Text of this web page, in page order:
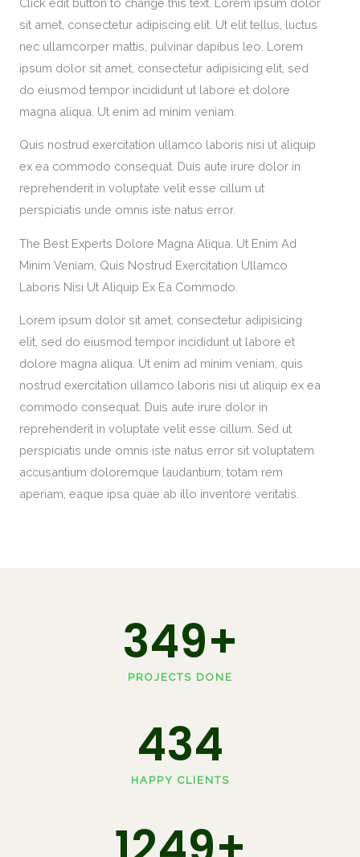
sit amet, consectetur adipiscing elit. Ut elit tellus, luctus
nec ullamcorper mattis, pulvinar dapibus leo. Lorem
ipsum dolor sit amet, consectetur adipisicing elit, sed
do eiusmod tempor incididunt ut labore et dolore
magna aliqua. Ut enim ad minim veniam.
Quis nostrud exercitation ullamco laboris nisi ut aliquip
ex ea commodo consequat. Duis aute irure dolor in
reprehenderit in voluptate velit esse cillum ut
perspiciatis unde omnis iste natus error.
The Best Experts Dolore Magna Aliqua. Ut Enim Ad
Minim Veniam, Quis Nostrud Exercitation Ullamco
Laboris Nisi Ut Aliquip Ex Ea Commodo.
Lorem ipsum dolor sit amet, consectetur adipisicing
elit, sed do eiusmod tempor incididunt ut labore et
dolore magna aliqua. Ut enim ad minim veniam, quis
nostrud exercitation ullamco laboris nisi ut aliquip ex ea
commodo consequat. Duis aute irure dolor in
reprehenderit in voluptate velit esse cillum. Sed ut
perspiciatis unde omnis iste natus error sit voluptatem
accusantium doloremque laudantium, totam rem
aperiam, eaque ipsa quae ab illo inventore veritatis.
PROJECTS DONE
350+
HAPPY CLIENTS
435